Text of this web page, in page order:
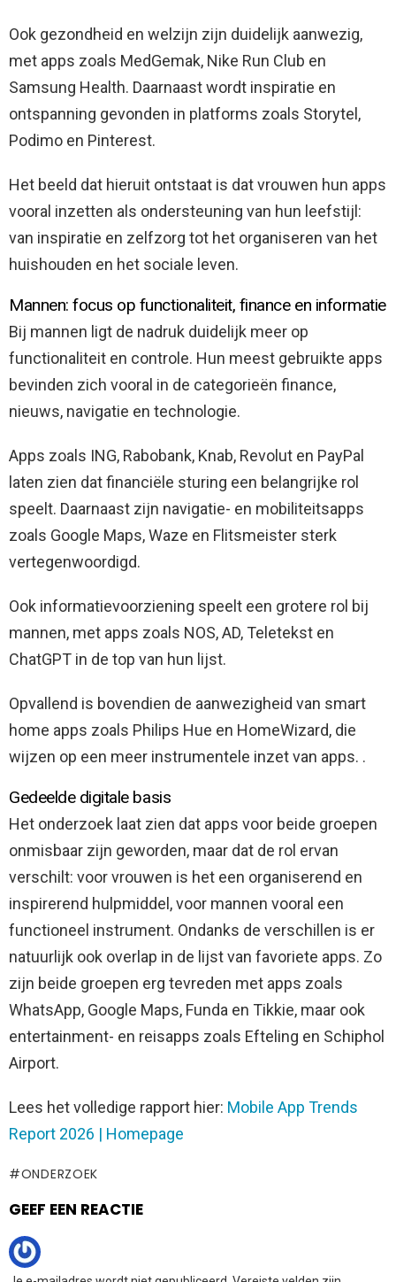
Ook gezondheid en welzijn zijn duidelijk aanwezig,
met apps zoals MedGemak, Nike Run Club en
Samsung Health. Daarnaast wordt inspiratie en
ontspanning gevonden in platforms zoals Storytel,
Podimo en Pinterest.
Het beeld dat hieruit ontstaat is dat vrouwen hun apps
vooral inzetten als ondersteuning van hun leefstijl:
van inspiratie en zelfzorg tot het organiseren van het
huishouden en het sociale leven.
Mannen: focus op functionaliteit, finance en informatie
Bij mannen ligt de nadruk duidelijk meer op
functionaliteit en controle. Hun meest gebruikte apps
bevinden zich vooral in de categorieën finance,
nieuws, navigatie en technologie.
Apps zoals ING, Rabobank, Knab, Revolut en PayPal
laten zien dat financiële sturing een belangrijke rol
speelt. Daarnaast zijn navigatie- en mobiliteitsapps
zoals Google Maps, Waze en Flitsmeister sterk
vertegenwoordigd.
Ook informatievoorziening speelt een grotere rol bij
mannen, met apps zoals NOS, AD, Teletekst en
ChatGPT in de top van hun lijst.
Opvallend is bovendien de aanwezigheid van smart
home apps zoals Philips Hue en HomeWizard, die
wijzen op een meer instrumentele inzet van apps. .
Gedeelde digitale basis
Het onderzoek laat zien dat apps voor beide groepen
onmisbaar zijn geworden, maar dat de rol ervan
verschilt: voor vrouwen is het een organiserend en
inspirerend hulpmiddel, voor mannen vooral een
functioneel instrument. Ondanks de verschillen is er
natuurlijk ook overlap in de lijst van favoriete apps. Zo
zijn beide groepen erg tevreden met apps zoals
WhatsApp, Google Maps, Funda en Tikkie, maar ook
entertainment- en reisapps zoals Efteling en Schiphol
Airport.
Lees het volledige rapport hier: Mobile App Trends
Report 2026 | Homepage
ONDERZOEK
GEEF EEN REACTIE